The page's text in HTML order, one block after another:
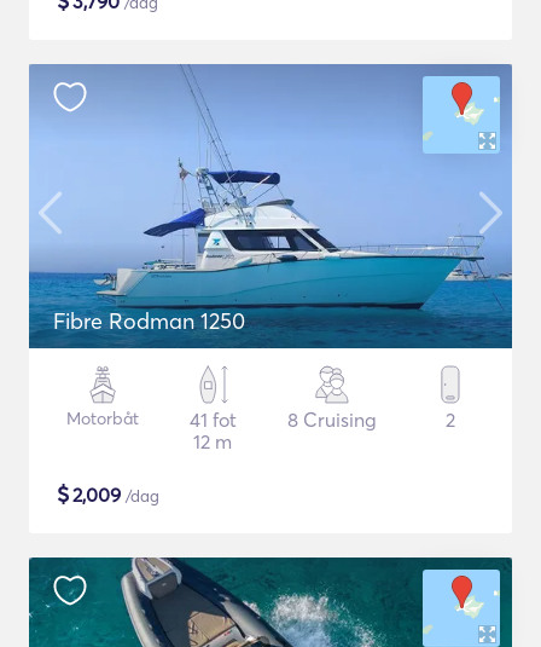
Fibre Rodman 1250
Motorbåt
41 fot
12 m
8 Cruising 2
$2,009 /dag